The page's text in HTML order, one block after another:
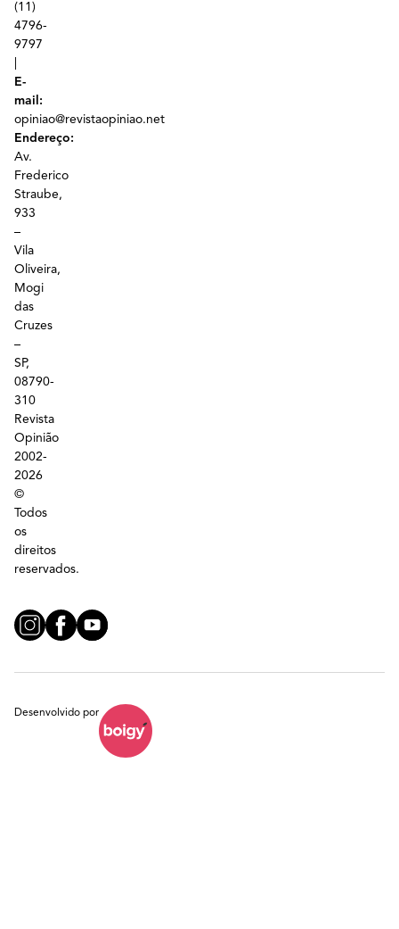
(11)
4796-
9797
E-
mail:
opiniao@revistaopiniao.net
Endereço:
Av.
Frederico
Straube,
933
–
Vila
Oliveira,
Mogi
das
Cruzes
–
SP,
08790-
310
Revista
Opinião
2002-
2026
©
Todos
os
direitos
reservados.
Desenvolvido por